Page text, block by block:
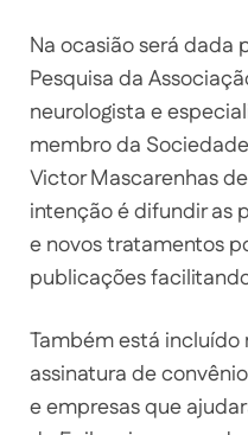
Na ocasião será dada
Pesquisa da
neurologista e
membro da
Victor Mascarenhas
intenção é difundir as
e novos tratamentos
publicações
Também está incluído
assinatura de
e empresas que